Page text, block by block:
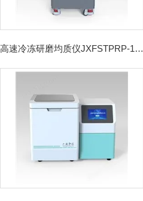
高速冷冻研磨均质仪JXFSTPRP-192CL